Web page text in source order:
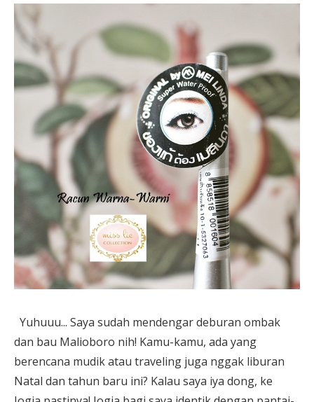
Yuhuuu... Saya sudah mendengar deburan ombak
dan bau Malioboro nih! Kamu-kamu, ada yang
berencana mudik atau traveling juga nggak liburan
Natal dan tahun baru ini? Kalau saya iya dong, ke